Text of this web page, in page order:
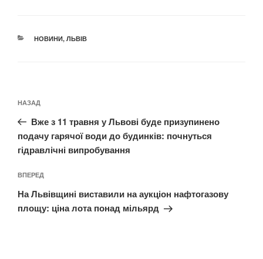
КАТЕГОРІЇ
НОВИНИ, ЛЬВІВ
записів
Попередній
запис:
НАЗАД
Вже з 11 травня у Львові буде призупинено
подачу гарячої води до будинків: почнуться
гідравлічні випробування
Наступний
запис
ВПЕРЕД
На Львівщині виставили на аукціон нафтогазову
площу: ціна лота понад мільярд